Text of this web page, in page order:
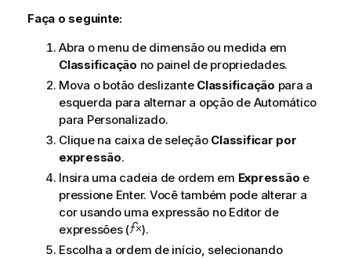
Faça o seguinte:
Abra o menu de dimensão ou medida em
Classificação no painel de propriedades.
Mova o botão deslizante Classificação para a
esquerda para alternar a opção de Automático
para Personalizado.
Clique na caixa de seleção Classificar por
expressão.
Insira uma cadeia de ordem em Expressão e
pressione Enter. Você também pode alterar a
cor usando uma expressão no Editor de
expressões (
).
Escolha a ordem de início, selecionando